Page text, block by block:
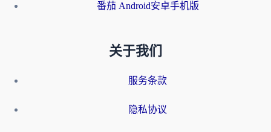
番茄 Android安卓手机版
关于我们
服务条款
隐私协议